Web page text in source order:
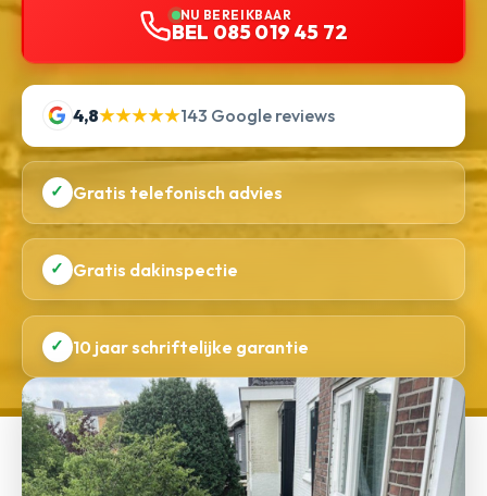
NU BEREIKBAAR
BEL 085 019 45 72
4,8★★★★★143 Google reviews
✓ Gratis telefonisch advies
✓ Gratis dakinspectie
✓ 10 jaar schriftelijke garantie